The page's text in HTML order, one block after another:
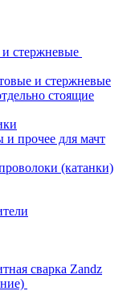
стержневые
и стержневые
стоящие
прочее для мачт
(катанки)
сварка Zandz